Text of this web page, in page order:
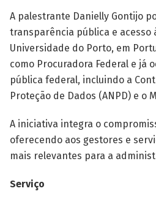
A palestrante Danielly Gontijo
transparência pública e acesso
Universidade do Porto, em
como Procuradora Federal e já
pública federal, incluindo a
Proteção de Dados (ANPD) e o
A iniciativa integra o
oferecendo aos gestores e
mais relevantes para a
Serviço